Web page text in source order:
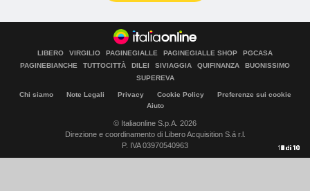
1di10
2di10
3di10
4di10
5di10
6di10
7di10
8di10
9di10
10di10
LIBERO VIRGILIO PAGINEGIALLE PAGINEGIALLE SHOP
PGCASA
PAGINEBIANCHE
TUTTOCITTÀ DILEI SIVIAGGIA QUIFINANZA
BUONISSIMO
SUPEREVA
Chi siamo Note Legali Privacy Cookie Policy
Preferenze sui cookie
Aiuto
© Italiaonline S.p.A. 2026
Direzione e coordinamento di Libero Acquisition S.á r.l.
P. IVA 03970540963